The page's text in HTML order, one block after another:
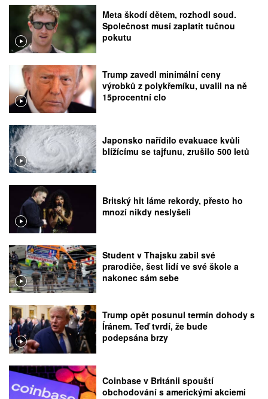
Meta škodí dětem, rozhodl soud.
Společnost musí zaplatit tučnou
pokutu
Trump zavedl minimální ceny
výrobků z polykřemíku, uvalil na ně
15procentní clo
Japonsko nařídilo evakuace kvůli
blížícímu se tajfunu, zrušilo 500 letů
Britský hit láme rekordy, přesto ho
mnozí nikdy neslyšeli
Student v Thajsku zabil své
prarodiče, šest lidí ve své škole a
nakonec sám sebe
Trump opět posunul termín dohody s
Íránem. Teď tvrdí, že bude
podepsána brzy
Coinbase v Británii spouští
obchodování s americkými akciemi